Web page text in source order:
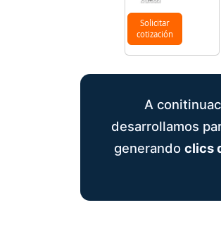
Solicitar
cotización
A
desarrollamos
generando clics